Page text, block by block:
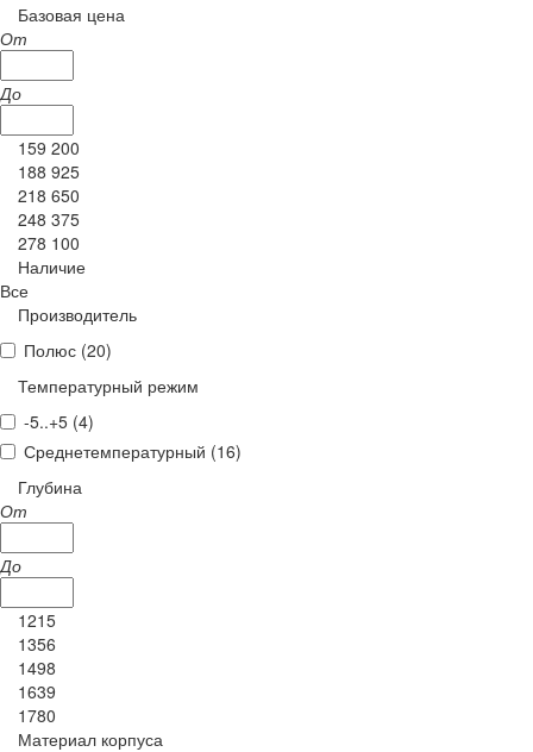
Базовая цена
От
До
159 200
188 925
218 650
248 375
278 100
Наличие
Все
Производитель
Полюс (20)
Температурный режим
-5..+5 (4)
Среднетемпературный (16)
Глубина
От
До
1215
1356
1498
1639
1780
Материал корпуса